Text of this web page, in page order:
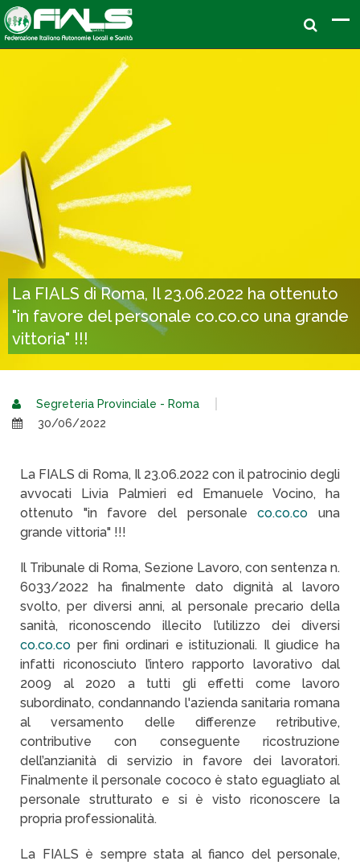
La FIALS di Roma, Il 23.06.2022 ha ottenuto
"in favore del personale co.co.co una grande
vittoria" !!!
Segreteria Provinciale - Roma
30/06/2022
La FIALS di Roma, Il 23.06.2022 con il patrocinio degli
avvocati Livia Palmieri ed Emanuele Vocino, ha
ottenuto "in favore del personaleco.co.co una
grande vittoria" !!!
Il Tribunale di Roma, Sezione Lavoro, con sentenza n.
6033/2022 ha finalmente dato dignità al lavoro
svolto, per diversi anni, al personale precario della
sanità, riconoscendo illecito l’utilizzo dei diversi
co.co.co per fini ordinari e istituzionali. Il giudice ha
infatti riconosciuto l’intero rapporto lavorativo dal
2009 al 2020 a tutti gli effetti come lavoro
subordinato, condannando l'azienda sanitaria romana
al versamento delle differenze retributive,
contributive con conseguente ricostruzione
dell’anzianità di servizio in favore dei lavoratori.
Finalmente il personale cococo è stato eguagliato al
personale strutturato e si è visto riconoscere la
propria professionalità.
La FIALS è sempre stata al fianco del personale,